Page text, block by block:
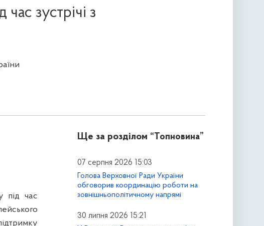
зустрічі з
під час
Ще за розділом “Топновина”
07 серпня 2026 15:03
Голова Верховної Ради України
обговорив координацію роботи на
зовнішньополітичному напрямі
30 липня 2026 15:21